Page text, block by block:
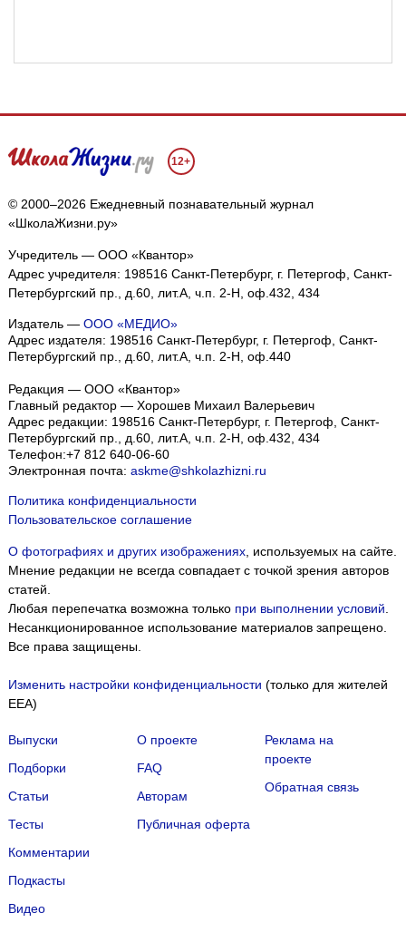
12+
© 2000–2026 Ежедневный познавательный журнал
«ШколаЖизни.ру»
Учредитель — ООО «Квантор»
Адрес учредителя: 198516 Санкт-Петербург, г. Петергоф, Санкт-
Петербургский пр., д.60, лит.А, ч.п. 2-Н, оф.432, 434
Издатель — ООО «МЕДИО»
Адрес издателя: 198516 Санкт-Петербург, г. Петергоф, Санкт-
Петербургский пр., д.60, лит.А, ч.п. 2-Н, оф.440
Редакция — ООО «Квантор»
Главный редактор — Хорошев Михаил Валерьевич
Адрес редакции: 198516 Санкт-Петербург, г. Петергоф Санкт-
Петербургский пр., д.60, лит.А, ч.п. 2-Н, оф.432, 434
Телефон:+7 812 640-06-60
Электронная почта: askme@shkolazhizni.ru
Политика конфиденциальности
Пользовательское соглашение
О фотографиях и других изображениях, используемых на сайте.
Мнение редакции не всегда совпадает с точкой зрения авторов
статей.
Любая перепечатка возможна только при выполнении условий
Несанкционированное использование материалов запрещено.
Все права защищены.
Изменить настройки конфиденциальности (только для жителей
EEA)
Выпуски
Подборки
Статьи
Тесты
Комментарии
Подкасты
Видео
О проекте
FAQ
Авторам
Публичная оферта
Реклама на
проекте
Обратная связь